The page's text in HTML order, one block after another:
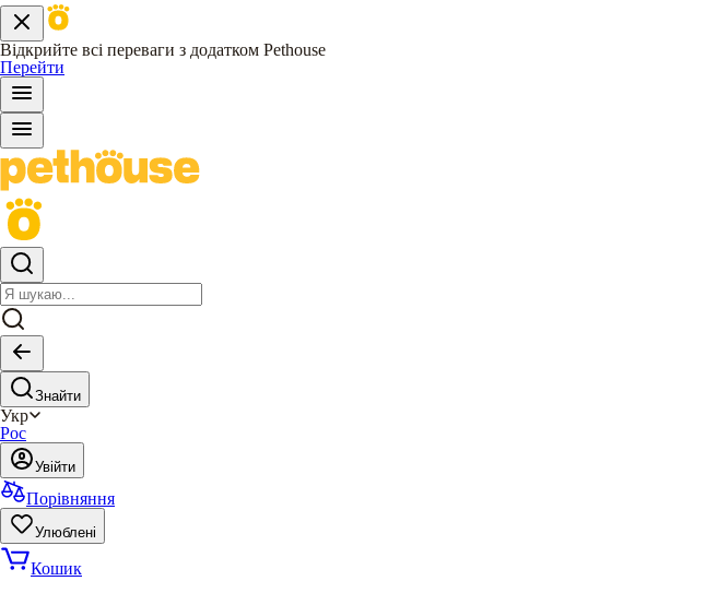
Відкрийте всі переваги з додатком Pethouse
Перейти
Знайти
Укр
Рос
Увійти
Порівняння
Улюблені
Кошик